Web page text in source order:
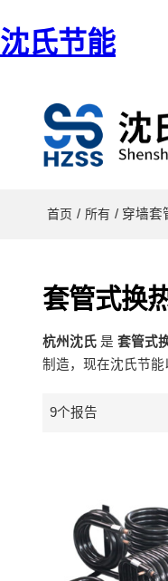
沈氏节能
首页 / 所有 / 穿墙套
套管式换
杭州沈氏是 套管式
制造，现在沈氏节能
9个报告